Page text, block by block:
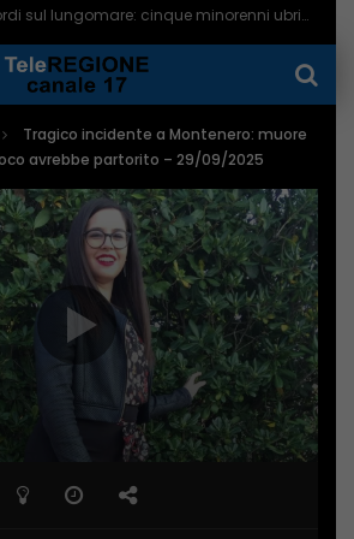
Pescara, paura e bagordi sul lungomare: cinque minorenni ubriachi in ospedale – 05/08/2026
Tragico incidente a Montenero: muore
avrebbe partorito – 29/09/2025